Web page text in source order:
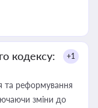
кодексу:
+1
та реформування
зміни до